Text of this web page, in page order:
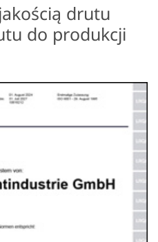
drutu
do produkcji